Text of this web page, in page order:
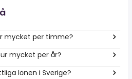
mycket per timme?
mycket per år?
lönen i Sverige?